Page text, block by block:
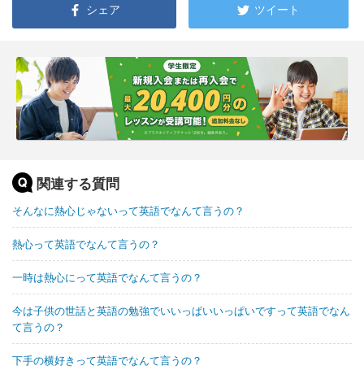
シェア ツイート
関連する質問
そんなに熱心じゃないって英語でなんて言うの？
熱心って英語でなんて言うの？
一時は熱心にって英語でなんて言うの？
今は子供の世話と英語の勉強でいいっぱいいっぱいですって英語でなん
て言うの？
下手の横好きって英語でなんて言うの？